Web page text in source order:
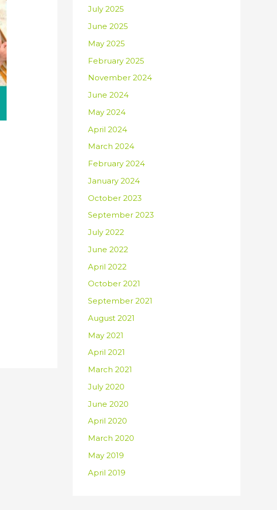
July 2025
June 2025
May 2025
February 2025
November 2024
June 2024
May 2024
April 2024
March 2024
February 2024
January 2024
October 2023
September 2023
July 2022
June 2022
April 2022
October 2021
September 2021
August 2021
May 2021
April 2021
March 2021
July 2020
June 2020
April 2020
March 2020
May 2019
April 2019